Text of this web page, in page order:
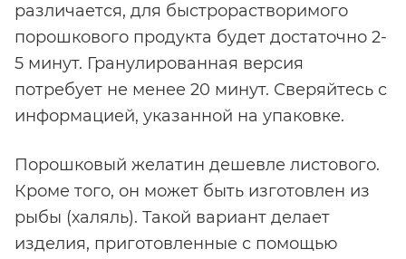
различается, для быстрорастворимого
порошкового продукта будет достаточно 2-
5 минут. Гранулированная версия
потребует не менее 20 минут. Сверяйтесь с
информацией, указанной на упаковке.
Порошковый желатин дешевле листового.
Кроме того, он может быть изготовлен из
рыбы (халяль). Такой вариант делает
изделия, приготовленные с помощью